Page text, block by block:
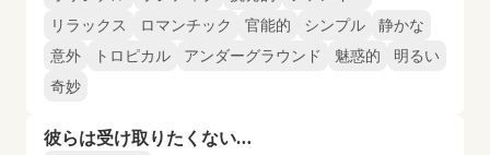
リラックス
ロマンチック 官能的 シンプル
静かな
意外
トロピカル アンダーグラウンド 魅惑的
明るい
奇妙
彼らは受け取りたくない…